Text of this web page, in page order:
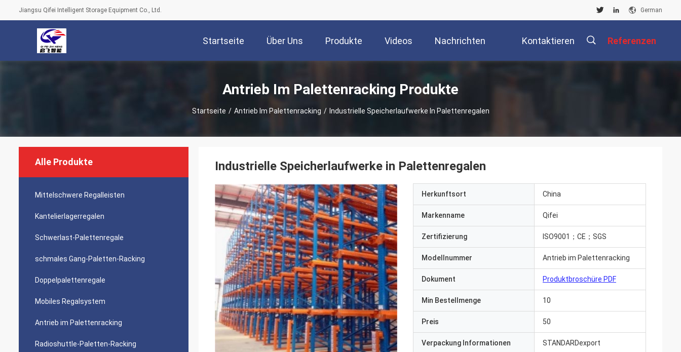
Jiangsu Qifei Intelligent Storage Equipment Co., Ltd. German
Startseite Über Uns Produkte Videos Nachrichten Kontaktieren Referenzen
Antrieb Im Palettenracking Produkte
Startseite / Antrieb Im Palettenracking / Industrielle Speicherlaufwerke In Palettenregalen
Alle Produkte
Mittelschwere Regalleisten
Kantelierlagerregalen
Schwerlast-Palettenregale
schmales Gang-Paletten-Racking
Doppelpalettenregale
Mobiles Regalsystem
Antrieb im Palettenracking
Radioshuttle-Paletten-Racking
Industrielle Speicherlaufwerke in Palettenregalen
Herkunftsort China
Markenname Qifei
Zertifizierung ISO9001；CE；SGS
Modellnummer Antrieb im Palettenracking
Dokument Produktbroschüre PDF
Min Bestellmenge 10
Preis 50
Verpackung Informationen STANDARDexport